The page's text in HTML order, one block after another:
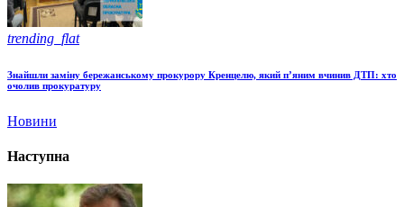
trending_flat
Знайшли заміну бережанському прокурору Кренцелю, який п’яним вчинив ДТП: хто
очолив прокуратуру
Новини
Наступна